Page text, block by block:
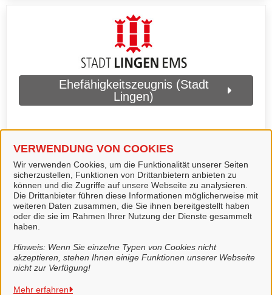
VERWENDUNG VON COOKIES
Wir verwenden Cookies, um die Funktionalität unserer Seiten
sicherzustellen, Funktionen von Drittanbietern anbieten zu
können und die Zugriffe auf unsere Webseite zu analysieren.
Die Drittanbieter führen diese Informationen möglicherweise mit
weiteren Daten zusammen, die Sie ihnen bereitgestellt haben
oder die sie im Rahmen Ihrer Nutzung der Dienste gesammelt
haben.
Hinweis: Wenn Sie einzelne Typen von Cookies nicht
akzeptieren, stehen Ihnen einige Funktionen unserer Webseite
nicht zur Verfügung!
Mehr erfahren
Ehefähigkeitszeugnis (Stadt
Lingen)
Eheschließung anmelden (Stadt
Lingen)